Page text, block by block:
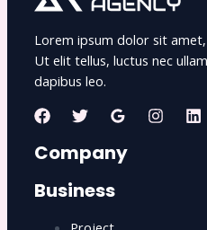
Lorem ipsum dolor sit
Ut elit tellus, luctus nec
dapibus leo.
Company
Business